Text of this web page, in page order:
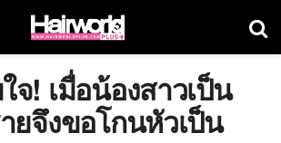
จ! เมื่อน้องสาวเป็น
ยจึงขอโกนหัวเป็น